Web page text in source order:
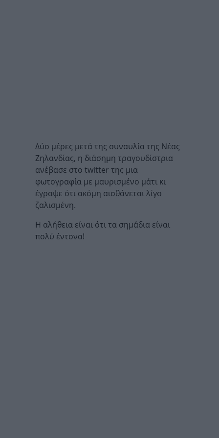
Δύο μέρες μετά της συναυλία της Νέας
Ζηλανδίας, η διάσημη τραγουδίστρια
ανέβασε στο twitter της μια
φωτογραφία με μαυρισμένο μάτι κι
έγραψε ότι ακόμη αισθάνεται λίγο
ζαλισμένη.
Η αλήθεια είναι ότι τα σημάδια είναι
πολύ έντονα!